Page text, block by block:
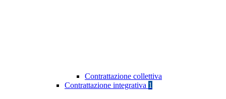
Contrattazione collettiva
Contrattazione integrativa 1